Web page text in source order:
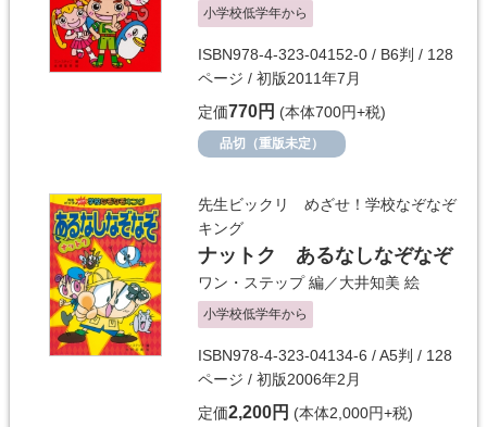
小学校低学年から
ISBN978-4-323-04152-0 / B6判 / 128
ページ / 初版2011年7月
定価770円 (本体700円+税)
品切（重版未定）
先生ビックリ めざせ！学校なぞなぞ
キング
ナットク あるなしなぞなぞ
ワン・ステップ編／大井知美 絵
小学校低学年から
ISBN978-4-323-04134-6 / A5判 / 128
ページ / 初版2006年2月
定価2,200円 (本体2,000円+税)